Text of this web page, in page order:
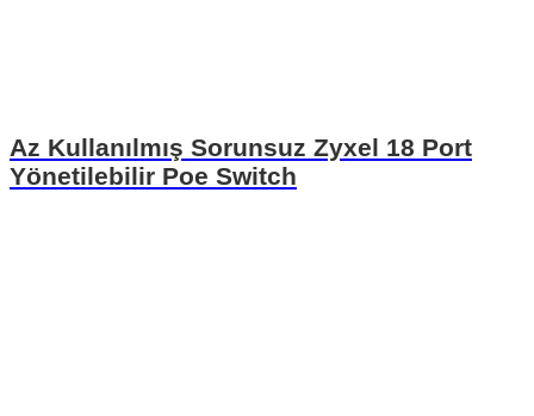
Az Kullanılmış Sorunsuz Zyxel 18 Port
Yönetilebilir Poe Switch